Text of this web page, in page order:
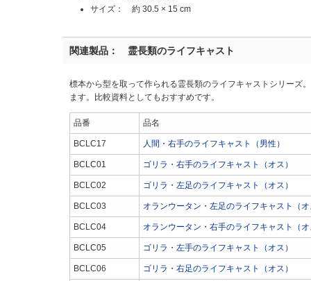
サイズ： 約 30.5 × 15 cm
関連製品： 霊長類のライフキャスト
標本から型を取って作られる霊長類のライフキャストシリーズ
ます。比較資料としてもおすすめです。
品番 品名
BCLC17 人間・右手のライフキャスト（男性）
BCLC01 ゴリラ・右手のライフキャスト（オス）
BCLC02 ゴリラ・左足のライフキャスト（オス）
BCLC03 オランウータン・左足のライフキャスト（
BCLC04 オランウータン・右手のライフキャスト（
BCLC05 ゴリラ・左手のライフキャスト（オス）
BCLC06 ゴリラ・右足のライフキャスト（オス）